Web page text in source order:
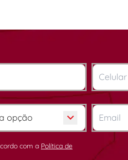
com a Política de